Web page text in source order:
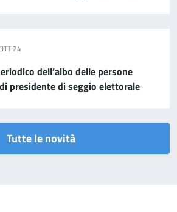
24
dell’albo delle persone
presidente di seggio elettorale
Tutte le novità